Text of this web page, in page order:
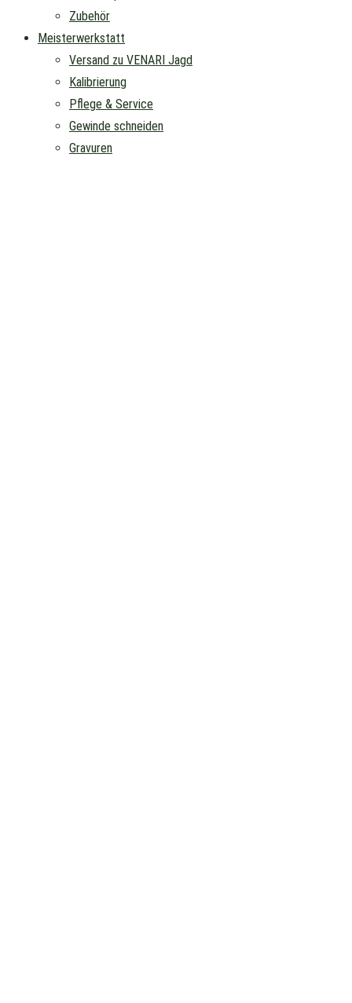
Zubehör
Meisterwerkstatt
Versand zu VENARI Jagd
Kalibrierung
Pflege & Service
Gewinde schneiden
Gravuren